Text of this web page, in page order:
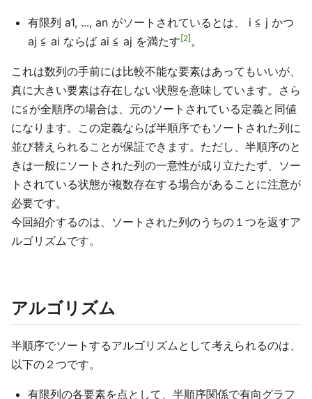
有限列 a1, ..., an がソートされているとは、 i ≦ j かつ
aj ≦ ai ならば ai ≦ aj を満たす 2 。
これは数列の手前には比較不能な要素はあってもいいが、
真に大きい要素は存在しない状態を意味しています。さら
に≦が全順序の場合は、元のソートされている定義と同値
になります。この定義ならば半順序でもソートされた列に
並び替えられることが保証できます。ただし、半順序のと
きは一般にソートされた列の一意性が成り立たたず、ソー
トされている状態が複数存在する場合があることに注意が
必要です。
今回紹介するのは、ソートされた列のうちの１つを返すア
ルゴリズムです。
アルゴリズム
半順序でソートするアルゴリズムとして考えられるのは、
以下の２つです。
有限列の各要素を点として、半順序関係で有向グラフ